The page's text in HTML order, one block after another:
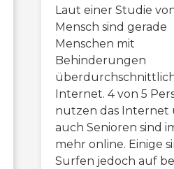
Laut einer Studie
Mensch sind gerade
Menschen mit
Behinderungen
Internet. 4 von 5
nutzen das Internet
auch Senioren sind
mehr online. Einige
Surfen jedoch auf